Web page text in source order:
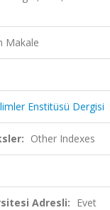
Makale
Enstitüsü Dergisi
Other Indexes
Adresli: Evet